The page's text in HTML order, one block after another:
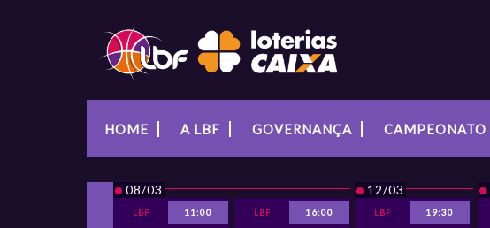
HOME A LBF GOVERNANÇA CAMPEONATO
08/03
LBF 11:00 LBF 16:00
12/03
LBF 19:30